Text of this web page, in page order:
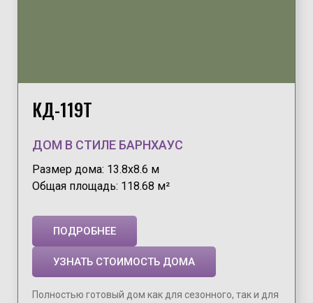
КД-119Т
ДОМ В СТИЛЕ БАРНХАУС
Размер дома: 13.8х8.6 м
Общая площадь: 118.68 м²
ПОДРОБНЕЕ
УЗНАТЬ СТОИМОСТЬ ДОМА
Полностью готовый дом как для сезонного, так и для